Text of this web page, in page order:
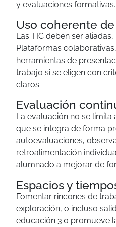
y evaluaciones formativas.
Uso coherente
Las TIC deben ser
Plataformas
herramientas de
trabajo si se eligen con
claros.
Evaluación
La evaluación no se limita
que se integra de forma
autoevaluaciones,
retroalimentación
alumnado a mejorar de
Espacios y
Fomentar rincones de
exploración, o incluso
educación 3.0 promueve